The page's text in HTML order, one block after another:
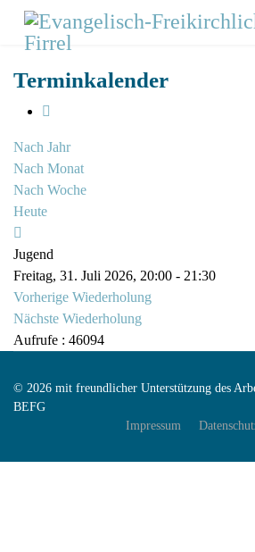
Terminkalender
Nach Jahr
Nach Monat
Nach Woche
Heute
Jugend
Freitag, 31. Juli 2026, 20:00 - 21:30
Vorherige Wiederholung
Nächste Wiederholung
Aufrufe : 46094
© 2026 mit freundlicher Unterstützung des
BEFG
Impressum